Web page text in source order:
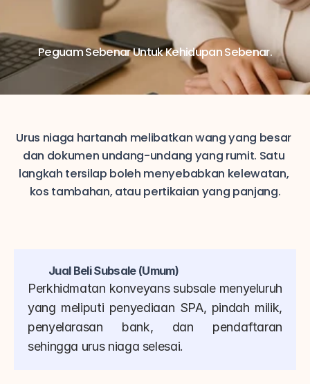
Peguam Sebenar Untuk Kehidupan Sebenar.
Urus niaga hartanah melibatkan wang yang besar
dan dokumen undang-undang yang rumit. Satu
langkah tersilap boleh menyebabkan kelewatan,
kos tambahan, atau pertikaian yang panjang.
Jual Beli Subsale (Umum)
Perkhidmatan konveyans subsale menyeluruh
yang meliputi penyediaan SPA, pindah milik,
penyelarasan bank, dan pendaftaran
sehingga urus niaga selesai.